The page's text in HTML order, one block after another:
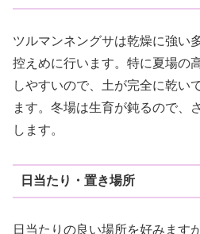
ツルマンネングサは乾燥に強い
控えめに行います。特に夏場の
しやすいので、土が完全に乾い
ます。冬場は生育が鈍るので、
します。
日当たり・置き場所
日当たりの良い場所を好みます